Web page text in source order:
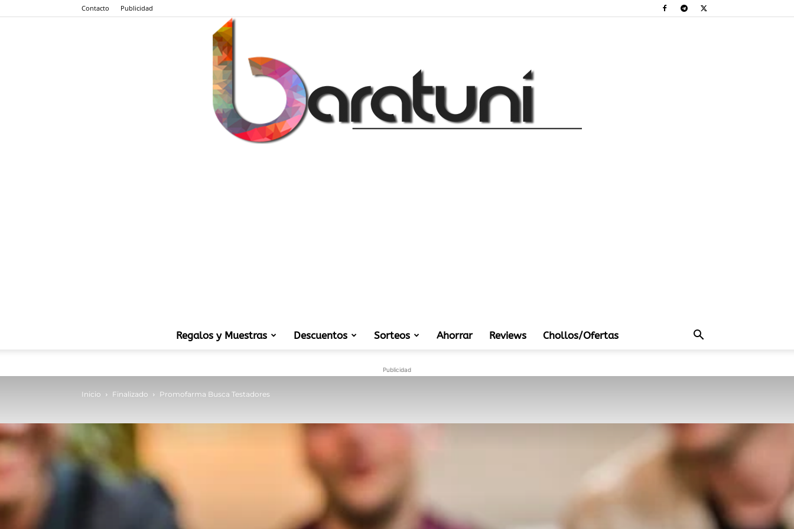
Contacto Publicidad
muestras
Regalos y Muestras Descuentos Sorteos Ahorrar Reviews Chollos/Ofertas
Publicidad
Inicio Finalizado Promofarma Busca Testadores